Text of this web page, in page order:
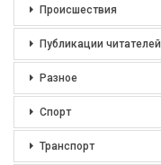
Происшествия
Публикации читателей
Разное
Спорт
Транспорт